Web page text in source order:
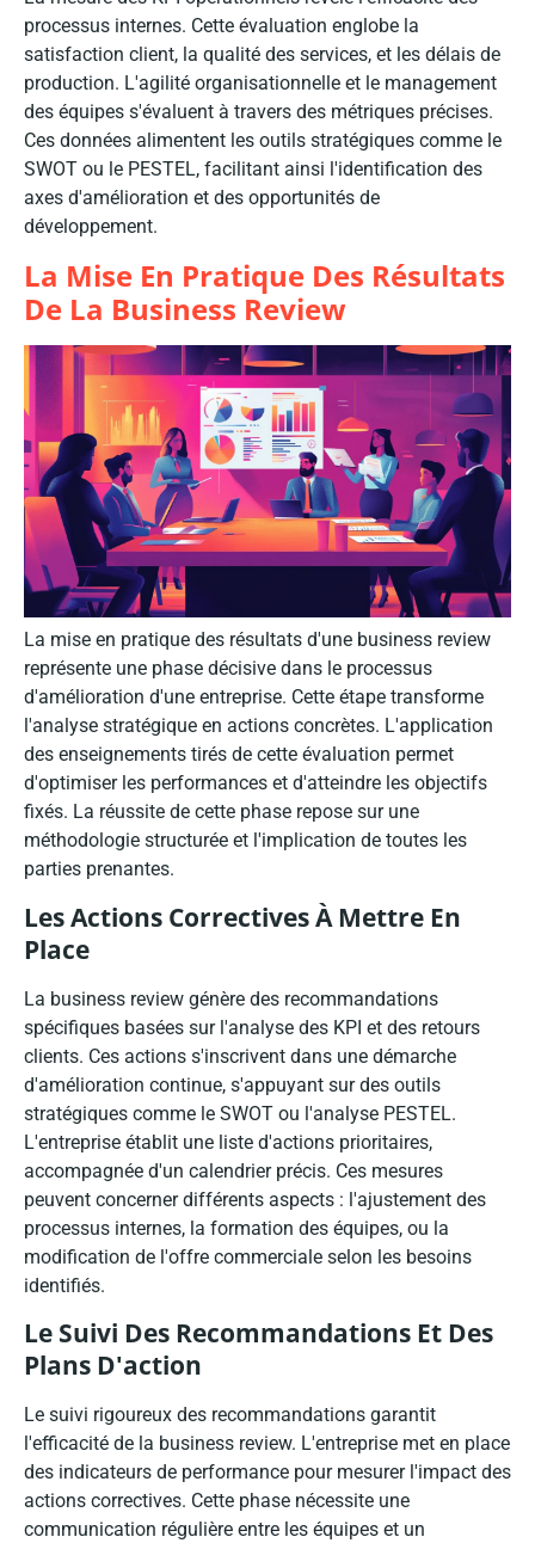
processus internes. Cette évaluation englobe la
satisfaction client, la qualité des services, et les délais de
production. L'agilité organisationnelle et le management
des équipes s'évaluent à travers des métriques précises.
Ces données alimentent les outils stratégiques comme le
SWOT ou le PESTEL, facilitant ainsi l'identification des
axes d'amélioration et des opportunités de
développement.
La Mise En Pratique Des Résultats
De La Business Review
La mise en pratique des résultats d'une business review
représente une phase décisive dans le processus
d'amélioration d'une entreprise. Cette étape transforme
l'analyse stratégique en actions concrètes. L'application
des enseignements tirés de cette évaluation permet
d'optimiser les performances et d'atteindre les objectifs
fixés. La réussite de cette phase repose sur une
méthodologie structurée et l'implication de toutes les
parties prenantes.
Les Actions Correctives À Mettre En
Place
La business review génère des recommandations
spécifiques basées sur l'analyse des KPI et des retours
clients. Ces actions s'inscrivent dans une démarche
d'amélioration continue, s'appuyant sur des outils
stratégiques comme le SWOT ou l'analyse PESTEL.
L'entreprise établit une liste d'actions prioritaires,
accompagnée d'un calendrier précis. Ces mesures
peuvent concerner différents aspects : l'ajustement des
processus internes, la formation des équipes, ou la
modification de l'offre commerciale selon les besoins
identifiés.
Le Suivi Des Recommandations Et Des
Plans D'action
Le suivi rigoureux des recommandations garantit
l'efficacité de la business review. L'entreprise met en place
des indicateurs de performance pour mesurer l'impact des
actions correctives. Cette phase nécessite une
communication régulière entre les équipes et un